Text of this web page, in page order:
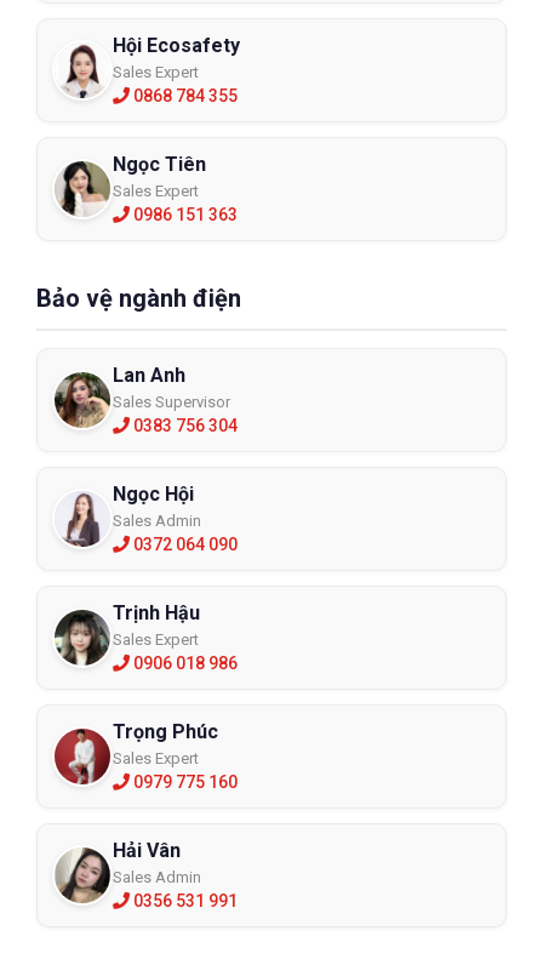
Hội Ecosafety
Sales Expert
0868 784 355
Ngọc Tiên
Sales Expert
0986 151 363
Bảo vệ ngành điện
Lan Anh
Sales Supervisor
0383 756 304
Ngọc Hội
Sales Admin
0372 064 090
Trịnh Hậu
Sales Expert
0906 018 986
Trọng Phúc
Sales Expert
0979 775 160
Hải Vân
Sales Admin
0356 531 991